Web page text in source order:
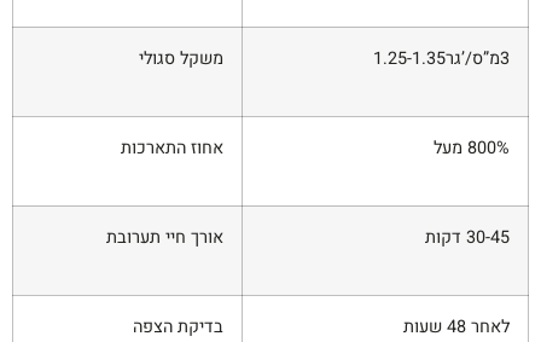
3מ”ס/’גר1.25-1.35 משקל סגולי
800% מעל אחוז התארכות
30-45 דקות אורך חיי תערובת
לאחר 48 שעות בדיקת הצפה